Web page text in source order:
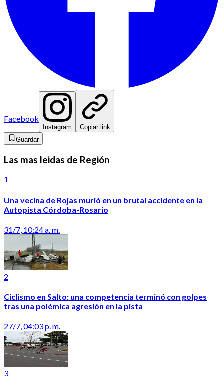
Facebook
Instagram
Copiar link
Guardar
Las mas leidas de Región
1
Una vecina de Rojas murió en un brutal accidente en la
Autopista Córdoba-Rosario
31/7, 10:24 a. m.
2
Ciclismo en Salto: una competencia terminó con golpes
tras una polémica agresión en la pista
27/7, 04:03 p. m.
3